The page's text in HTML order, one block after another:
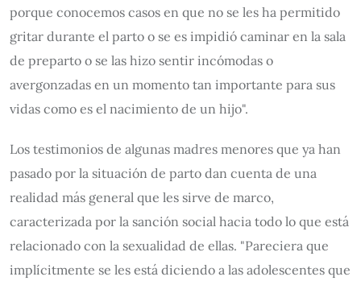
porque conocemos casos en que no se les ha permitido
gritar durante el parto o se es impidió caminar en la sala
de preparto o se las hizo sentir incómodas o
avergonzadas en un momento tan importante para sus
vidas como es el nacimiento de un hijo".
Los testimonios de algunas madres menores que ya han
pasado por la situación de parto dan cuenta de una
realidad más general que les sirve de marco,
caracterizada por la sanción social hacia todo lo que está
relacionado con la sexualidad de ellas. "Pareciera que
implícitmente se les está diciendo a las adolescentes que